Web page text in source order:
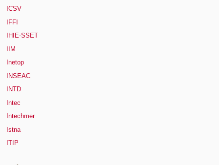
ICSV
IFFI
IHIE-SSET
IIM
Inetop
INSEAC
INTD
Intec
Intechmer
Istna
ITIP